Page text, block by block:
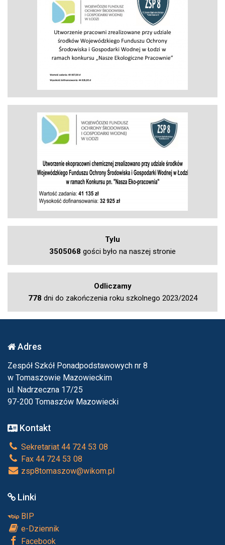
Tylu
3505068 gości było na naszej stronie
Odliczamy
778 dni do zakończenia roku szkolnego 2023/2024
Adres
Zespół Szkół Ponadpodstawowych nr 8
w Tomaszowie Mazowieckim
ul. Nadrzeczna 17/25
97-200 Tomaszów Mazowiecki
Kontakt
Sekretariat 44 724 53 08
Fax 44 724 53 08
zsp8tomaszow@wikom.pl
Linki
BIP
e-Dziennik
Facebook